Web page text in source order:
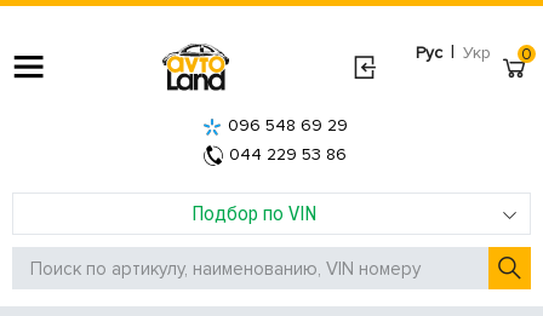
Рус | Укр
Подбор по VIN
096 548 69 29
044 229 53 86
0